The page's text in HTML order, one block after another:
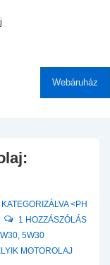
Webáruház
KATEGORIZÁLVA <PH
1 HOZZÁSZÓLÁS
, 5W30
MOTOROLAJ